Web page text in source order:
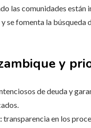
las comunidades
se fomenta la búsqueda
y
de deuda y
transparencia en los